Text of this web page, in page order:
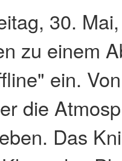
30.
zu einem
ein.
die
Das